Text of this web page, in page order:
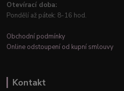
Otevírací doba:
Pondělí až pátek: 8-16 hod.
Obchodní podmínky
Online odstoupení od kupní smlouvy
Kontakt